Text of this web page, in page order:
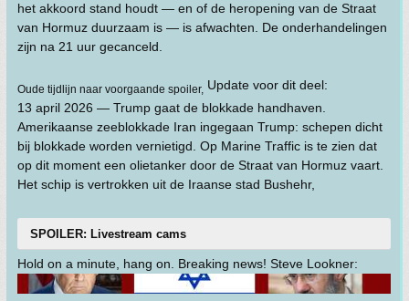
het akkoord stand houdt — en of de heropening van de Straat
van Hormuz duurzaam is — is afwachten. De onderhandelingen
zijn na 21 uur gecanceld.
Oude tijdlijn naar voorgaande spoiler, Update voor dit deel:
13 april 2026 — Trump gaat de blokkade handhaven.
Amerikaanse zeeblokkade Iran ingegaan Trump: schepen dicht
bij blokkade worden vernietigd. Op Marine Traffic is te zien dat
op dit moment een olietanker door de Straat van Hormuz vaart.
Het schip is vertrokken uit de Iraanse stad Bushehr,
SPOILER: Livestream cams
Hold on a minute, hang on. Breaking news! Steve Lookner: